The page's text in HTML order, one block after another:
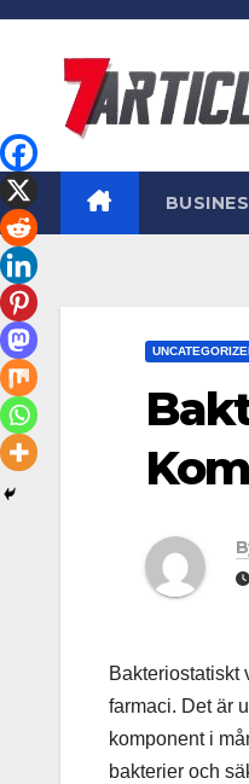
Skip
Bakteriostatiskt
farmaci. Det är
komponent i
bakterier och